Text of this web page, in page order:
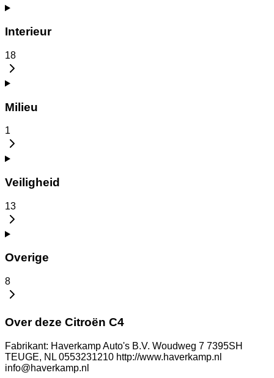
Interieur
18
Milieu
1
Veiligheid
13
Overige
8
Over deze Citroën C4
Fabrikant: Haverkamp Auto's B.V. Woudweg 7 7395SH
TEUGE, NL 0553231210 http://www.haverkamp.nl
info@haverkamp.nl